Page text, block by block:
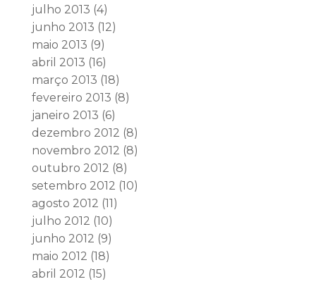
julho 2013 (4)
junho 2013 (12)
maio 2013 (9)
abril 2013 (16)
março 2013 (18)
fevereiro 2013 (8)
janeiro 2013 (6)
dezembro 2012 (8)
novembro 2012 (8)
outubro 2012 (8)
setembro 2012 (10)
agosto 2012 (11)
julho 2012 (10)
junho 2012 (9)
maio 2012 (18)
abril 2012 (15)